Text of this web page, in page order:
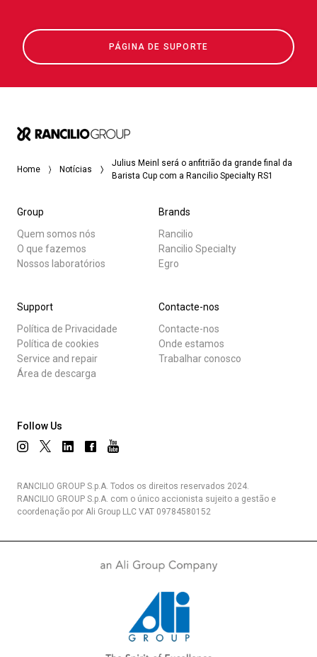
PÁGINA DE SUPORTE
Home Notícias
Julius Meinl será o anfitrião da grande final da
Barista Cup com a Rancilio Specialty RS1
Group
Quem somos nós
O que fazemos
Nossos laboratórios
Brands
Rancilio
Rancilio Specialty
Egro
Support
Política de Privacidade
Política de cookies
Service and repair
Área de descarga
Contacte-nos
Contacte-nos
Onde estamos
Trabalhar conosco
Follow Us
RANCILIO GROUP S.p.A. Todos os direitos reservados 2024.
RANCILIO GROUP S.p.A. com o único accionista sujeito a gestão e
coordenação por Ali Group LLC VAT 09784580152